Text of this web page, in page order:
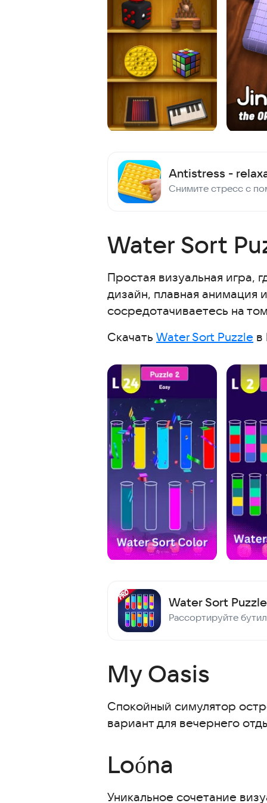
Antistress -
Water Sort
Простая визуальная игра,
дизайн, плавная анимация
сосредотачиваетесь на
Скачать Water Sort Puzzle в
Water Sort Puzzle
My Oasis
Спокойный симулятор
вариант для вечернего
Loóna
Уникальное сочетание